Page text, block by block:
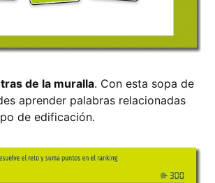
de la muralla. Con esta sopa de
aprender palabras relacionadas
de edificación.